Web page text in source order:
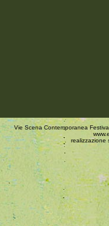
Vie Scena Contemporanea
realizzazione